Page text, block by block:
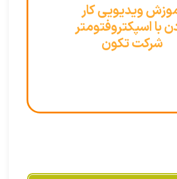
ویدیویی کار
با اسپکتروفتومتر
شرکت تکون